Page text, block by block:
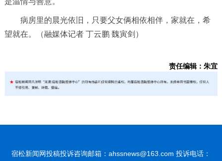
病房里的晨光依旧，只要父女俩相依相伴，家就在，希
望就在。（融媒体记者 丁云鹏 魏寅剑）
责任编辑：朱宜
宿松新闻网投稿投诉咨询邮箱：ahssnews@163.com 投诉电话：